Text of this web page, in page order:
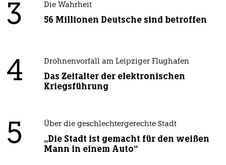
3 Die Wahrheit
56 Millionen Deutsche sind betroffen
4 Drohnenvorfall am Leipziger Flughafen
Das Zeitalter der elektronischen
Kriegsführung
5 Über die geschlechtergerechte Stadt
„Die Stadt ist gemacht für den weißen
Mann in einem Auto“